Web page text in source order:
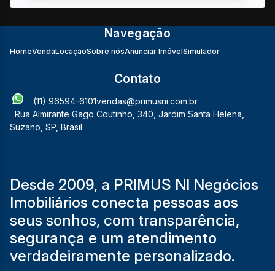
Navegação
HomeVendaLocaçãoSobre nósAnunciar ImóvelSimulador
Contato
(11) 96594-6101vendas@primusni.com.br
Rua Almirante Gago Coutinho 340 Jardim Santa Helena
Suzano SP Brasil
Desde 2009, a PRIMUS NI Negócios
Imobiliários conecta pessoas aos
seus sonhos, com transparência,
segurança e um atendimento
verdadeiramente personalizado.